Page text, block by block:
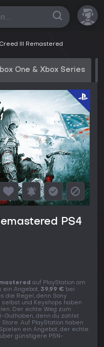
III Remastered
One & Xbox Series
PS4
auf PlayStation am
ein Angebot, 39,99 € bei
die Regel, denn Sony
und Keyshops haben
Der echte Weg zum
Guthaben, denn du zahlst
Auf PlayStation haben
ein Angebot, der echte
günstigere PSN-